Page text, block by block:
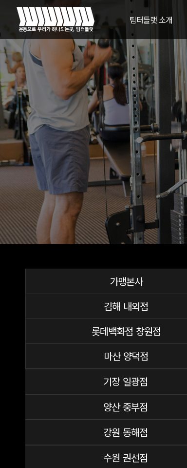
팀터틀랫 소개
가맹본사
김해 내외점
롯데백화점 창원점
마산 양덕점
기장 일광점
양산 중부점
강원 동해점
수원 권선점